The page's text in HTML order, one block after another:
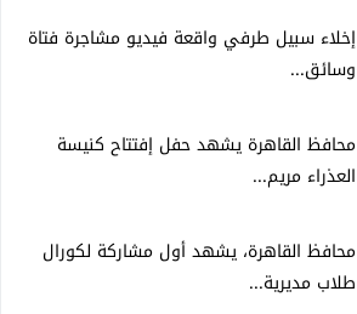
إخلاء سبيل طرفي واقعة فيديو مشاجرة فتاة
وسائق...
محافظ القاهرة يشهد حفل إفتتاح كنيسة
العذراء مريم...
محافظ القاهرة، يشهد أول مشاركة لكورال
طلاب مديرية...